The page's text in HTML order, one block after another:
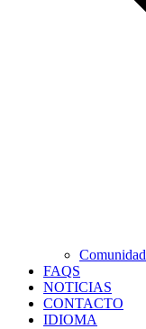
Comunidad
FAQS
NOTICIAS
CONTACTO
IDIOMA